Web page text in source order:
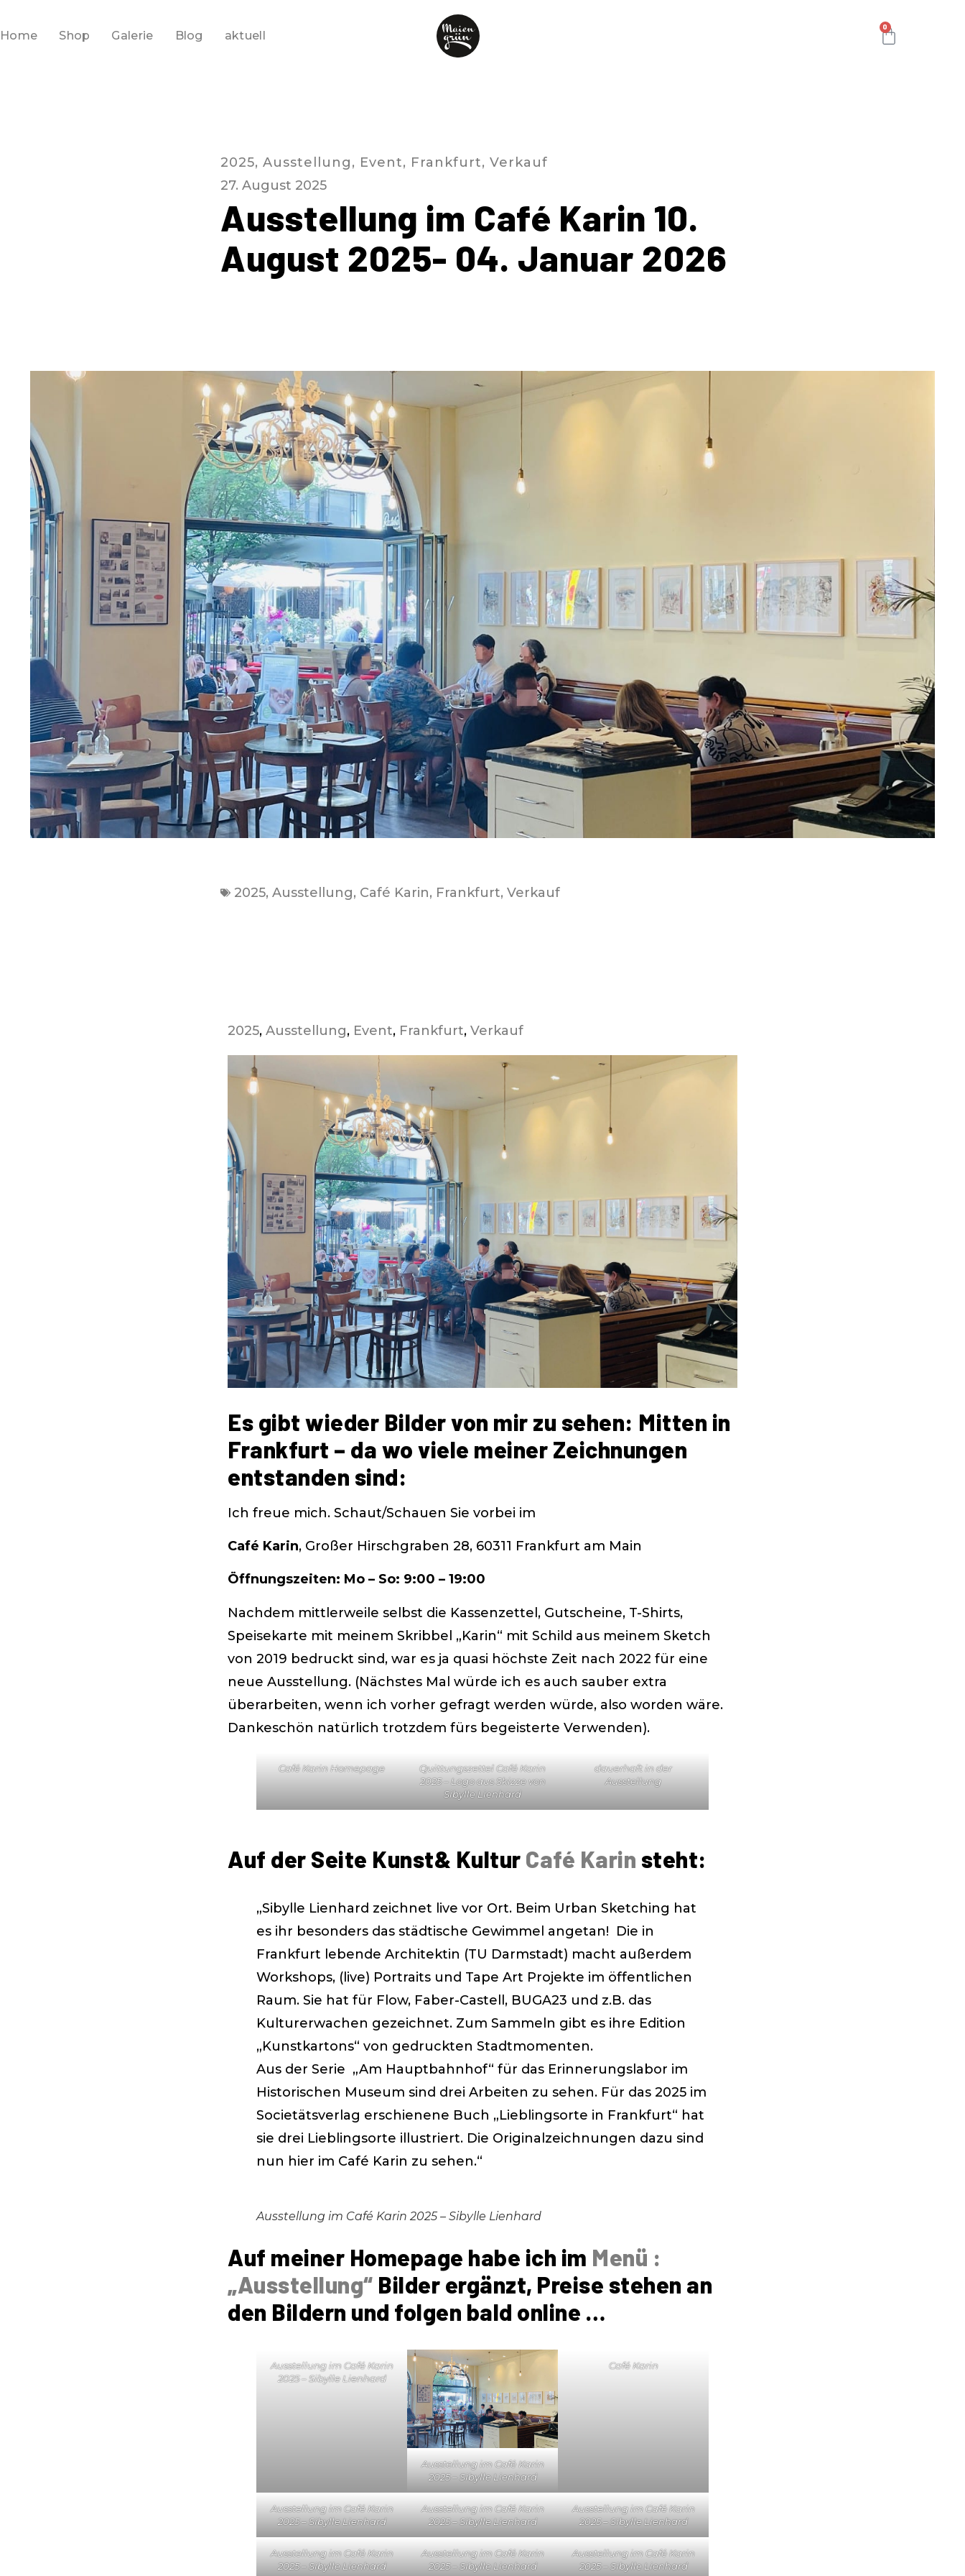
Home Shop Galerie Blog aktuell
0
2025, Ausstellung, Event, Frankfurt, Verkauf
27. August 2025
Ausstellung im Café Karin 10.
August 2025- 04. Januar 2026
2025, Ausstellung, Café Karin, Frankfurt, Verkauf
2025, Ausstellung, Event, Frankfurt, Verkauf
Es gibt wieder Bilder von mir zu sehen: Mitten in
Frankfurt – da wo viele meiner Zeichnungen
entstanden sind:
Ich freue mich. Schaut/Schauen Sie vorbei im
Café Karin, Großer Hirschgraben 28, 60311 Frankfurt am Main
Öffnungszeiten: Mo – So: 9:00 – 19:00
Nachdem mittlerweile selbst die Kassenzettel, Gutscheine, T-Shirts,
Speisekarte mit meinem Skribbel „Karin“ mit Schild aus meinem Sketch
von 2019 bedruckt sind, war es ja quasi höchste Zeit nach 2022 für eine
neue Ausstellung. (Nächstes Mal würde ich es auch sauber extra
überarbeiten, wenn ich vorher gefragt werden würde, also worden wäre.
Dankeschön natürlich trotzdem fürs begeisterte Verwenden).
Café Karin Homepage
Quittungszettel Café Karin
2025 – Logo aus Skizze von
Sibylle Lienhard
dauerhaft in der
Ausstellung
Auf der Seite Kunst& Kultur Café Karin steht:
„Sibylle Lienhard zeichnet live vor Ort. Beim Urban Sketching hat
es ihr besonders das städtische Gewimmel angetan! Die in
Frankfurt lebende Architektin (TU Darmstadt) macht außerdem
Workshops, (live) Portraits und Tape Art Projekte im öffentlichen
Raum. Sie hat für Flow, Faber-Castell, BUGA23 und z.B. das
Kulturerwachen gezeichnet. Zum Sammeln gibt es ihre Edition
„Kunstkartons“ von gedruckten Stadtmomenten.
Aus der Serie „Am Hauptbahnhof“ für das Erinnerungslabor im
Historischen Museum sind drei Arbeiten zu sehen. Für das 2025 im
Societätsverlag erschienene Buch „Lieblingsorte in Frankfurt“ hat
sie drei Lieblingsorte illustriert. Die Originalzeichnungen dazu sind
nun hier im Café Karin zu sehen.“
Ausstellung im Café Karin 2025 – Sibylle Lienhard
Auf meiner Homepage habe ich im Menü :
„Ausstellung“ Bilder ergänzt, Preise stehen an
den Bildern und folgen bald online …
Ausstellung im Café Karin
2025 – Sibylle Lienhard
Ausstellung im Café Karin
2025 – Sibylle Lienhard
Café Karin
Ausstellung im Café Karin
2025 – Sibylle Lienhard
Ausstellung im Café Karin
2025 – Sibylle Lienhard
Ausstellung im Café Karin
2025 – Sibylle Lienhard
Ausstellung im Café Karin
2025 – Sibylle Lienhard
Ausstellung im Café Karin
2025 – Sibylle Lienhard
Ausstellung im Café Karin
2025 – Sibylle Lienhard